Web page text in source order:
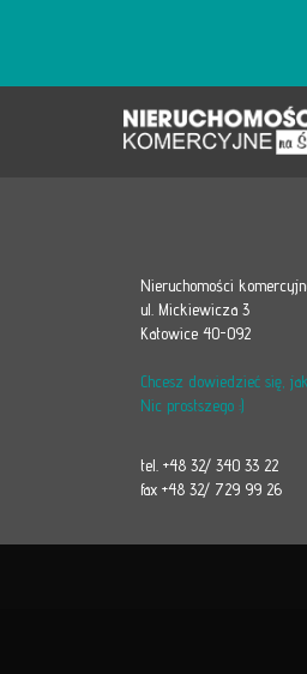
Nieruchomości
ul. Mickiewicza 3
Katowice 40-092
Chcesz dowiedzieć się,
Nic prostszego :)
tel. +48 32/ 340 33 22
fax +48 32/ 729 99 26